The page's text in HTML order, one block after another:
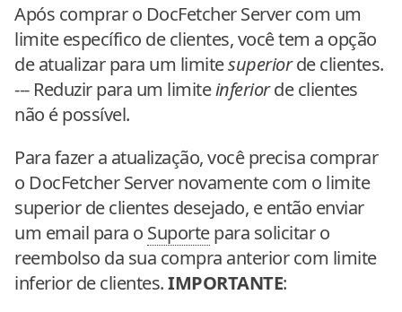
Após comprar o DocFetcher Server com um
limite específico de clientes, você tem a opção
de atualizar para um limitesuperiorde clientes.
--- Reduzir para um limiteinferiorde clientes
não é possível.
Para fazer a atualização, você precisa comprar
o DocFetcher Server novamente com o limite
superior de clientes desejado, e então enviar
um email para o Suportepara solicitar o
reembolso da sua compra anterior com limite
inferior de clientes.IMPORTANTE: